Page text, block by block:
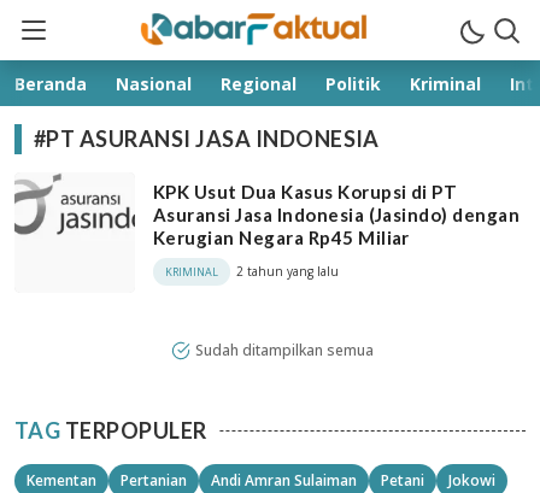
kabarfaktual.com
Terpercaya
Beranda Nasional Regional Politik Kriminal
#PT ASURANSI JASA INDONESIA
KPK Usut Dua Kasus Korupsi di PT
Asuransi Jasa Indonesia (Jasindo) dengan
Kerugian Negara Rp45 Miliar
KRIMINAL 2 tahun yang lalu
Sudah ditampilkan semua
TAG TERPOPULER
Kementan Pertanian Andi Amran Sulaiman Petani
Jokowi